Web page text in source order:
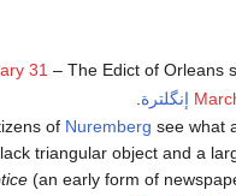
31 – The Edict of Orleans
إنگلترة
of Nuremberg see what
triangular object and a
(an early form of